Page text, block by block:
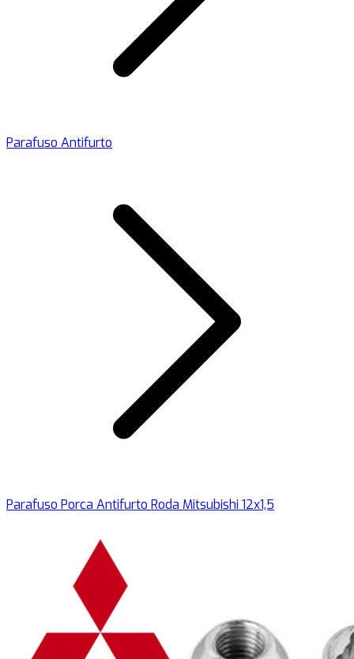
Parafuso Antifurto
Parafuso Porca Antifurto Roda Mitsubishi 12x1,5